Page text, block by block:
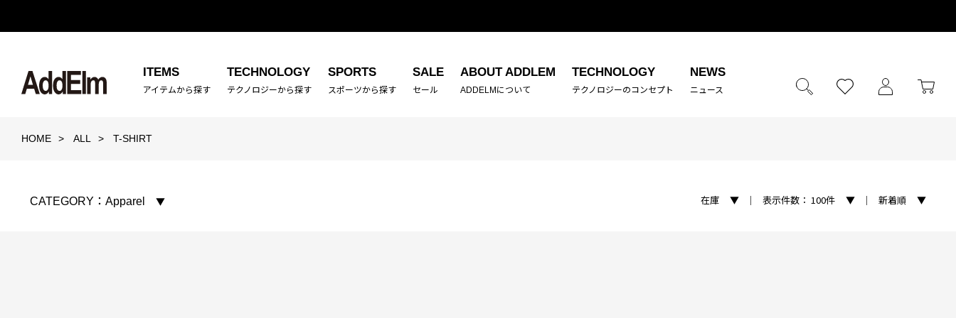
ITEMS
アイテムから探す
TECHNOLOGY
テクノロジーから探す
SPORTS
スポーツから探す
SALE
セール
ABOUT ADDLEM
ADDELMについて
TECHNOLOGY
テクノロジーのコンセプト
NEWS
ニュース
HOME ALL T-SHIRT
CATEGORY： Apparel 在庫 ｜ 表示件数：100件 ｜ 新着順